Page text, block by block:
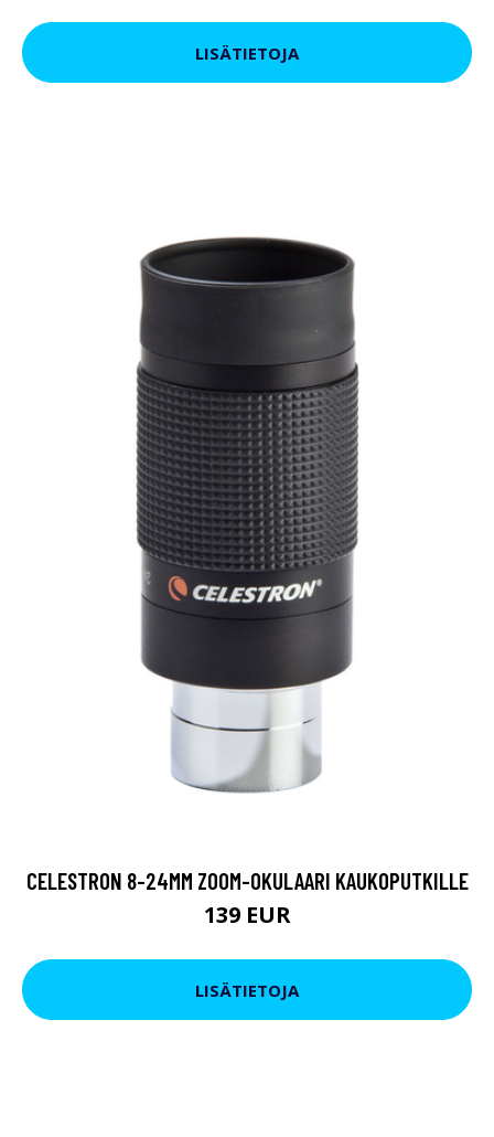
LISÄTIETOJA
CELESTRON 8-24MM ZOOM-OKULAARI KAUKOPUTKILLE
139 EUR
LISÄTIETOJA